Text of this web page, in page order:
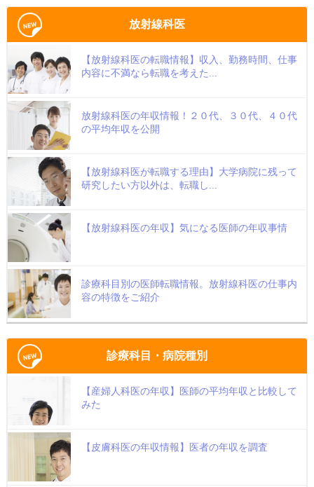
放射線科医
【放射線科医の転職情報】収入、勤務時間、仕事
内容に不満なら転職を考えた...
放射線科医の年収情報！２０代、３０代、４０代
の平均年収を公開
【放射線科医が転職する理由】大学病院に残って
研究したい方以外は、転職し...
【放射線科医の年収】気になる医師の年収事情
診療科目別の医師転職情報。放射線科医の仕事内
容の特徴をご紹介
診療科目・病院種別
【産婦人科医の年収】医師の平均年収と比較して
みた
【皮膚科医の年収情報】医者の年収を調査